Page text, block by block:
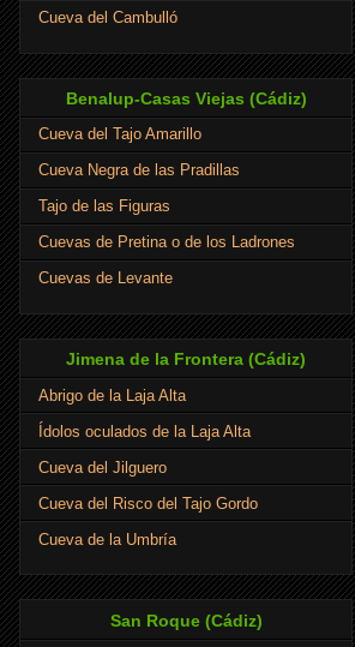
Cueva del Cambulló
Benalup-Casas Viejas (Cádiz)
Cueva del Tajo Amarillo
Cueva Negra de las Pradillas
Tajo de las Figuras
Cuevas de Pretina o de los Ladrones
Cuevas de Levante
Jimena de la Frontera (Cádiz)
Abrigo de la Laja Alta
Ídolos oculados de la Laja Alta
Cueva del Jilguero
Cueva del Risco del Tajo Gordo
Cueva de la Umbría
San Roque (Cádiz)